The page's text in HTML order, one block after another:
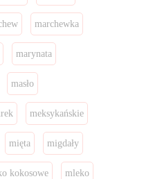
marchewka
marynata
masło
meksykańskie
mięta migdały
kokosowe mleko